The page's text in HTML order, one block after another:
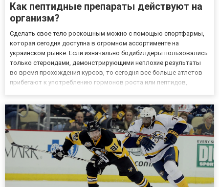
Как пептидные препараты действуют на
организм?
Сделать свое тело роскошным можно с помощью спортфармы,
которая сегодня доступна в огромном ассортименте на
украинском рынке. Если изначально бодибилдеры пользовались
только стероидами, демонстрирующими неплохие результаты
во время прохождения курсов, то сегодня все больше атлетов
прибегают к употреблению гормонов роста или пептидов,
вырабат...